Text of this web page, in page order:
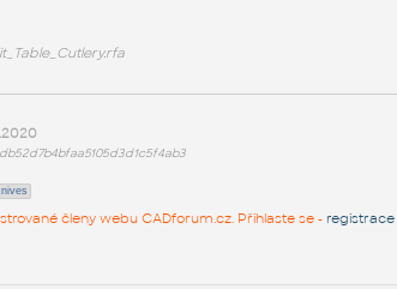
členy webu CADforum.cz. Přihlaste se - registrace